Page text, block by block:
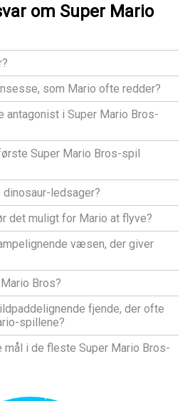
om Super Mario
som Mario ofte redder?
antagonist i Super Mario Bros-
Super Mario Bros-spil
ledsager?
det muligt for Mario at flyve?
væsen, der giver
Bros?
fjende, der ofte
spillene?
i de fleste Super Mario Bros-